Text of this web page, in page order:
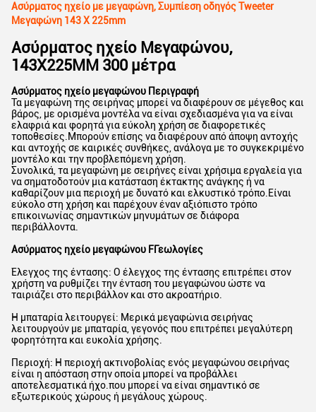
Ασύρματος ηχείο με μεγαφώνη, Συμπίεση οδηγός Tweeter
Μεγαφώνη 143 X 225mm
Ασύρματος ηχείο Μεγαφώνου,
143X225MM 300 μέτρα
Ασύρματος ηχείο μεγαφώνου Περιγραφή
Τα μεγαφώνη της σειρήνας μπορεί να διαφέρουν σε μέγεθος και
βάρος, με ορισμένα μοντέλα να είναι σχεδιασμένα για να είναι
ελαφριά και φορητά για εύκολη χρήση σε διαφορετικές
τοποθεσίες.Μπορούν επίσης να διαφέρουν από άποψη αντοχής
και αντοχής σε καιρικές συνθήκες, ανάλογα με το συγκεκριμένο
μοντέλο και την προβλεπόμενη χρήση.
Συνολικά, τα μεγαφώνη με σειρήνες είναι χρήσιμα εργαλεία για
να σηματοδοτούν μια κατάσταση έκτακτης ανάγκης ή να
καθαρίζουν μια περιοχή με δυνατό και ελκυστικό τρόπο.Είναι
εύκολο στη χρήση και παρέχουν έναν αξιόπιστο τρόπο
επικοινωνίας σημαντικών μηνυμάτων σε διάφορα
περιβάλλοντα.
Ασύρματος ηχείο μεγαφώνου FΓεωλογίες
Έλεγχος της έντασης: Ο έλεγχος της έντασης επιτρέπει στον
χρήστη να ρυθμίζει την ένταση του μεγαφώνου ώστε να
ταιριάζει στο περιβάλλον και στο ακροατήριο.
Η μπαταρία λειτουργεί: Μερικά μεγαφώνια σειρήνας
λειτουργούν με μπαταρία, γεγονός που επιτρέπει μεγαλύτερη
φορητότητα και ευκολία χρήσης.
Περιοχή: Η περιοχή ακτινοβολίας ενός μεγαφώνου σειρήνας
είναι η απόσταση στην οποία μπορεί να προβάλλει
αποτελεσματικά ήχο.που μπορεί να είναι σημαντικό σε
εξωτερικούς χώρους ή μεγάλους χώρους.